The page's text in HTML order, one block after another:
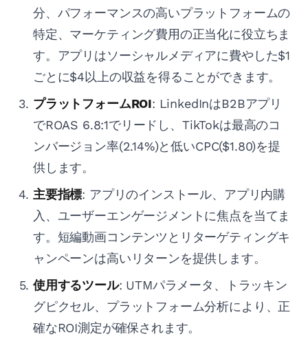
分、パフォーマンスの高いプラットフォームの
特定、マーケティング費用の正当化に役立ちま
す。アプリはソーシャルメディアに費やした$1
ごとに$4以上の収益を得ることができます。
プラットフォームROI: LinkedInはB2Bアプリ
でROAS 6.8:1でリードし、TikTokは最高のコ
ンバージョン率(2.14%)と低いCPC($1.80)を提
供します。
主要指標: アプリのインストール、アプリ内購
入、ユーザーエンゲージメントに焦点を当てま
す。短編動画コンテンツとリターゲティングキ
ャンペーンは高いリターンを提供します。
使用するツール: UTMパラメータ、トラッキン
グピクセル、プラットフォーム分析により、正
確なROI測定が確保されます。